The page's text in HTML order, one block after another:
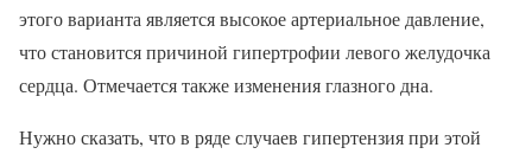
этого варианта является высокое артериальное давление,
что становится причиной гипертрофии левого желудочка
сердца. Отмечается также изменения глазного дна.
Нужно сказать, что в ряде случаев гипертензия при этой